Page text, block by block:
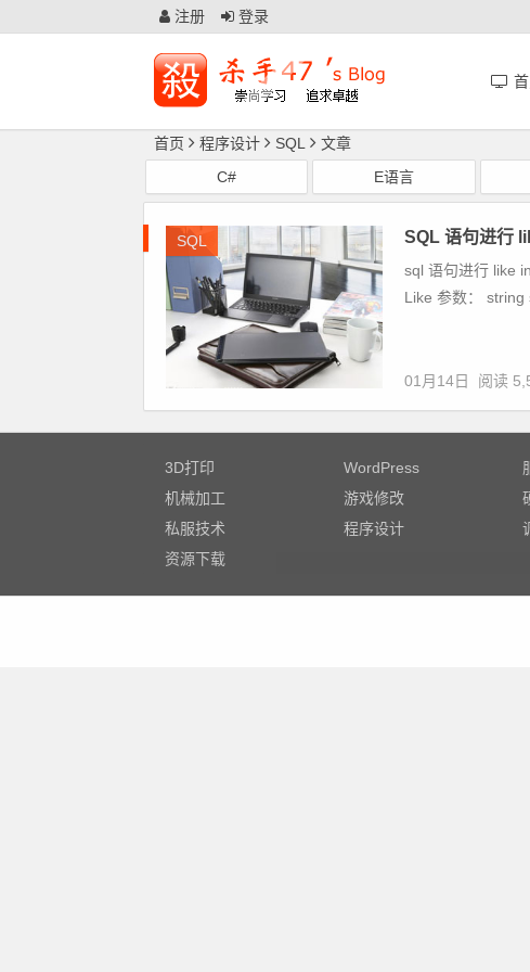
注册 登录
首页 程序设计 SQL
文章
C#
E语言
SQL SQL 语句进行
sql 语句进行 like
Like 参数： string
01月14日 阅读
3D打印 WordPress
机械加工
游戏修改
私服技术
程序设计
资源下载